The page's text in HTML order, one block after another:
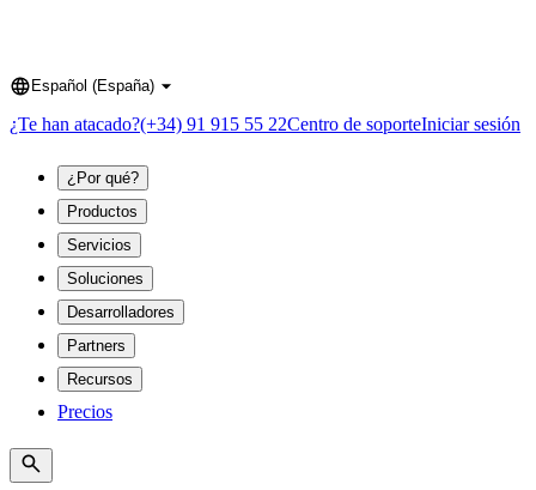
Language
Español (España)
¿Te han atacado?(+34) 91 915 55 22Centro de soporteIniciar sesión
¿Por qué?
Productos
Servicios
Soluciones
Desarrolladores
Partners
Recursos
Precios